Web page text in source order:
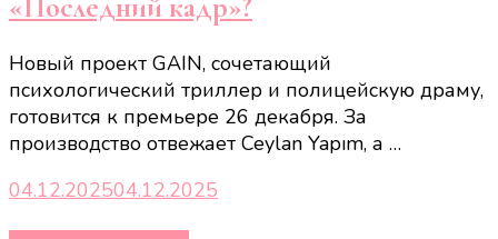
Новый проект GAIN, сочетающий
психологический триллер и полицейскую драму,
готовится к премьере 26 декабря. За
производство отвежает Ceylan Yapım, а …
04.12.202504.12.2025